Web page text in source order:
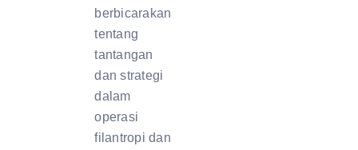
berbicarakan
tentang
tantangan
dan strategi
dalam
operasi
filantropi dan